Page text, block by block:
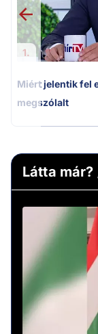
1.
Miért jelentik fel
megszólalt
Látta